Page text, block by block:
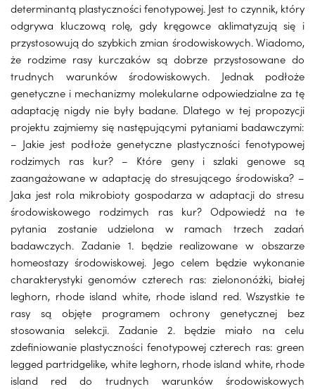
determinantą plastyczności fenotypowej. Jest to czynnik, który
odgrywa kluczową rolę, gdy kręgowce aklimatyzują się i
przystosowują do szybkich zmian środowiskowych. Wiadomo,
że rodzime rasy kurczaków są dobrze przystosowane do
trudnych warunków środowiskowych. Jednak podłoże
genetyczne i mechanizmy molekularne odpowiedzialne za tę
adaptację nigdy nie były badane. Dlatego w tej propozycji
projektu zajmiemy się następującymi pytaniami badawczymi:
– Jakie jest podłoże genetyczne plastyczności fenotypowej
rodzimych ras kur? – Które geny i szlaki genowe są
zaangażowane w adaptację do stresującego środowiska? –
Jaka jest rola mikrobioty gospodarza w adaptacji do stresu
środowiskowego rodzimych ras kur? Odpowiedź na te
pytania zostanie udzielona w ramach trzech zadań
badawczych. Zadanie 1. będzie realizowane w obszarze
homeostazy środowiskowej. Jego celem będzie wykonanie
charakterystyki genomów czterech ras: zielononóżki, białej
leghorn, rhode island white, rhode island red. Wszystkie te
rasy są objęte programem ochrony genetycznej bez
stosowania selekcji. Zadanie 2. będzie miało na celu
zdefiniowanie plastyczności fenotypowej czterech ras: green
legged partridgelike, white leghorn, rhode island white, rhode
island red do trudnych warunków środowiskowych